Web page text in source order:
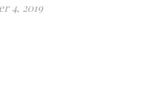
4, 2019